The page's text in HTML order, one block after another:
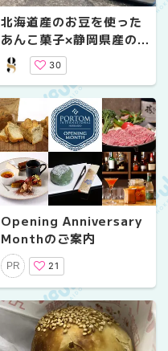
北海道産のお豆を使った
あんこ菓子×静岡県産の
お茶で、ほっこりカフェ
タイム。【あんと茶と】
30
Opening Anniversary
Monthのご案内
PR 21